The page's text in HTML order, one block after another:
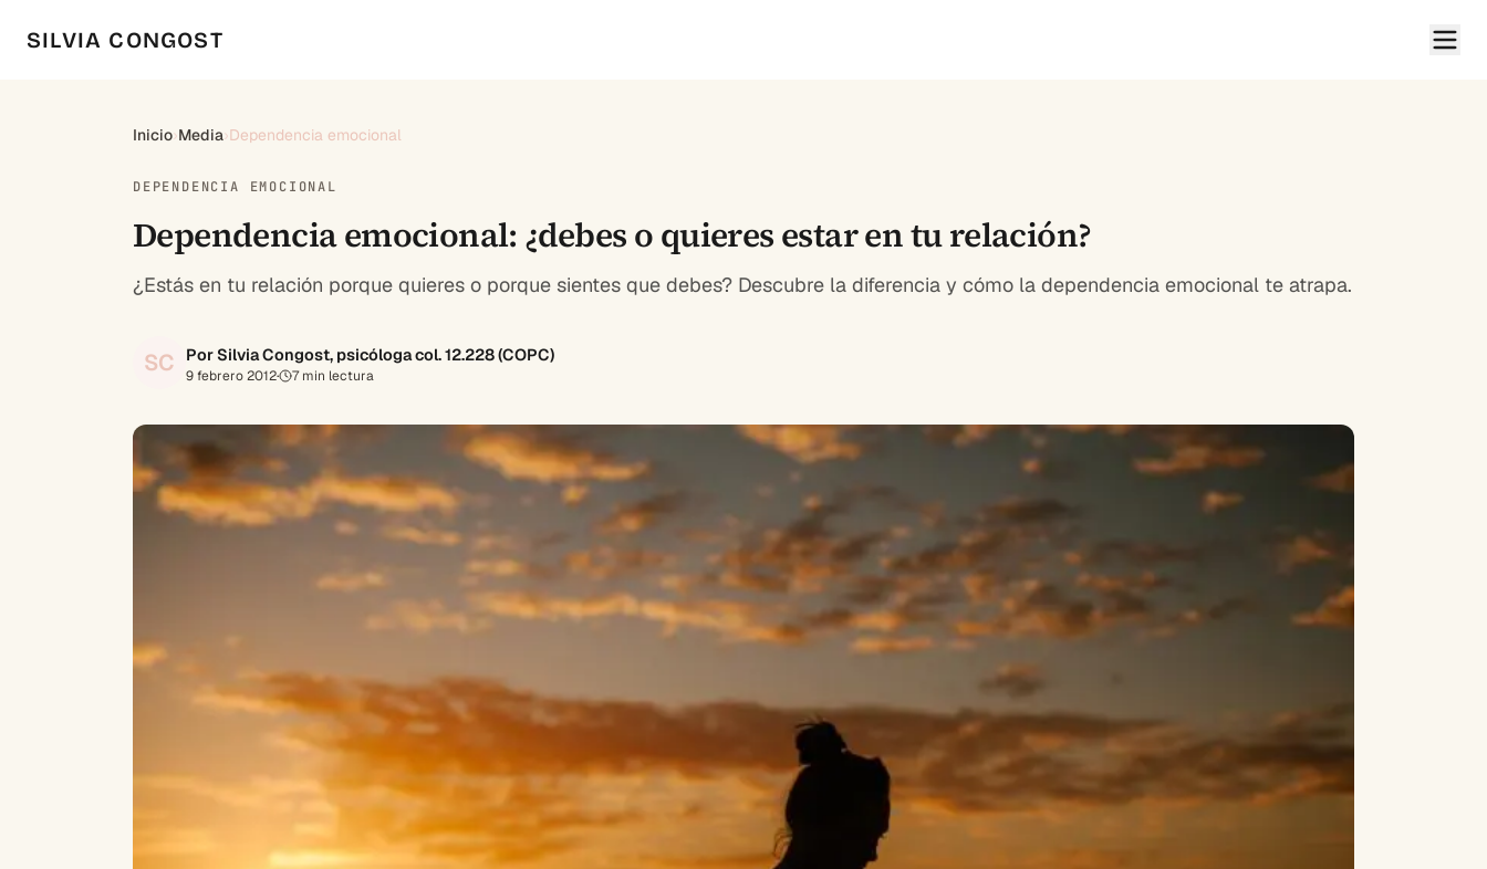
SILVIA CONGOST
Inicio›Media›Dependencia emocional
DEPENDENCIA EMOCIONAL
Dependencia emocional: ¿debes o quieres estar en tu relación?
¿Estás en tu relación porque quieres o porque sientes que debes? Descubre la diferencia y cómo la dependencia emocional te atrapa.
SC Por Silvia Congost, psicóloga col. 12.228 (COPC)
9 febrero 2012· 7min lectura